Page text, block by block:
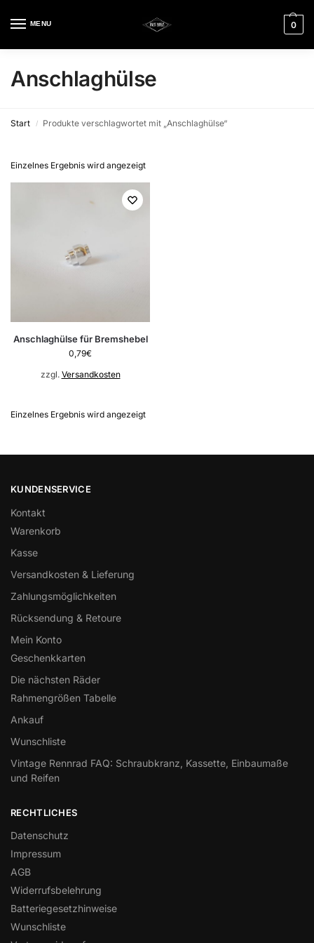
MENU 0
Anschlaghülse
Start / Produkte verschlagwortet mit „Anschlaghülse“
Einzelnes Ergebnis wird angezeigt
Anschlaghülse für Bremshebel
0,79€
zzgl. Versandkosten
Einzelnes Ergebnis wird angezeigt
KUNDENSERVICE
Kontakt
Warenkorb
Kasse
Versandkosten & Lieferung
Zahlungsmöglichkeiten
Rücksendung & Retoure
Mein Konto
Geschenkkarten
Die nächsten Räder
Rahmengrößen Tabelle
Ankauf
Wunschliste
Vintage Rennrad FAQ: Schraubkranz, Kassette, Einbaumaße
und Reifen
RECHTLICHES
Datenschutz
Impressum
AGB
Widerrufsbelehrung
Batteriegesetzhinweise
Wunschliste